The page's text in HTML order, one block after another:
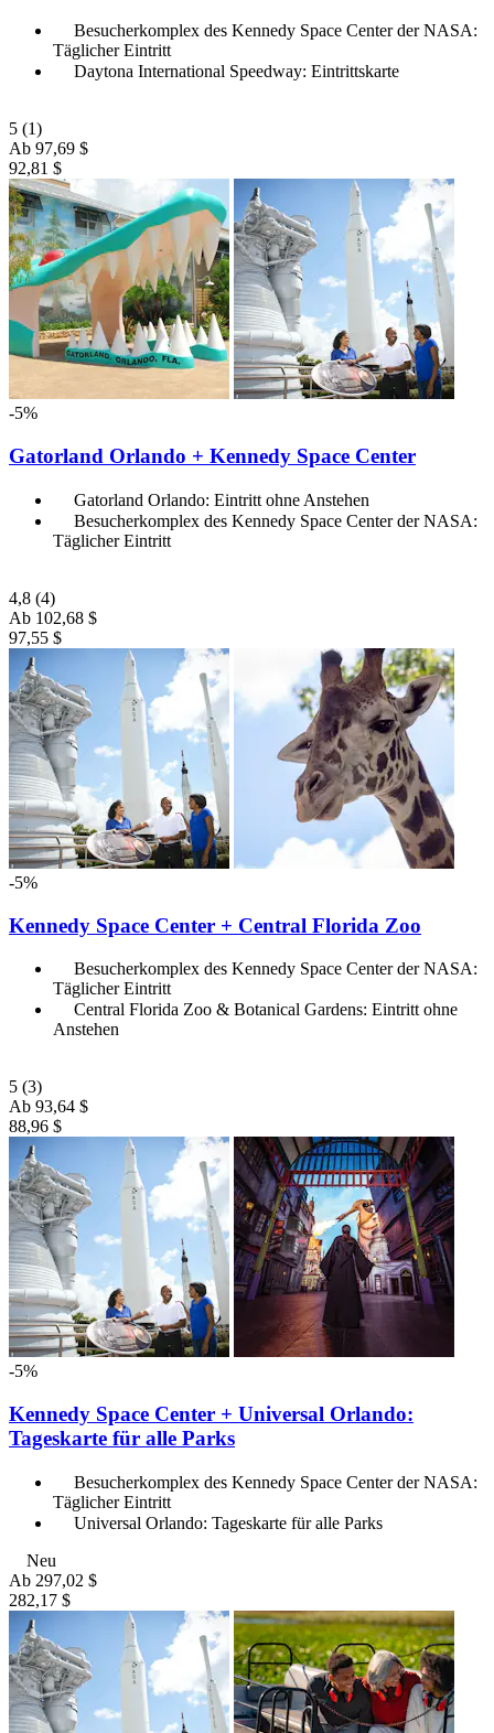
Besucherkomplex des Kennedy Space Center der NASA:
Täglicher Eintritt
Daytona International Speedway: Eintrittskarte
5 (1)
Ab 97,69 $
92,81 $
-5%
Gatorland Orlando + Kennedy Space Center
Gatorland Orlando: Eintritt ohne Anstehen
Besucherkomplex des Kennedy Space Center der NASA:
Täglicher Eintritt
4,8 (4)
Ab 102,68 $
97,55 $
-5%
Kennedy Space Center + Central Florida Zoo
Besucherkomplex des Kennedy Space Center der NASA:
Täglicher Eintritt
Central Florida Zoo & Botanical Gardens: Eintritt ohne
Anstehen
5 (3)
Ab 93,64 $
88,96 $
-5%
Kennedy Space Center + Universal Orlando:
Tageskarte für alle Parks
Besucherkomplex des Kennedy Space Center der NASA:
Täglicher Eintritt
Universal Orlando: Tageskarte für alle Parks
Neu
Ab 297,02 $
282,17 $